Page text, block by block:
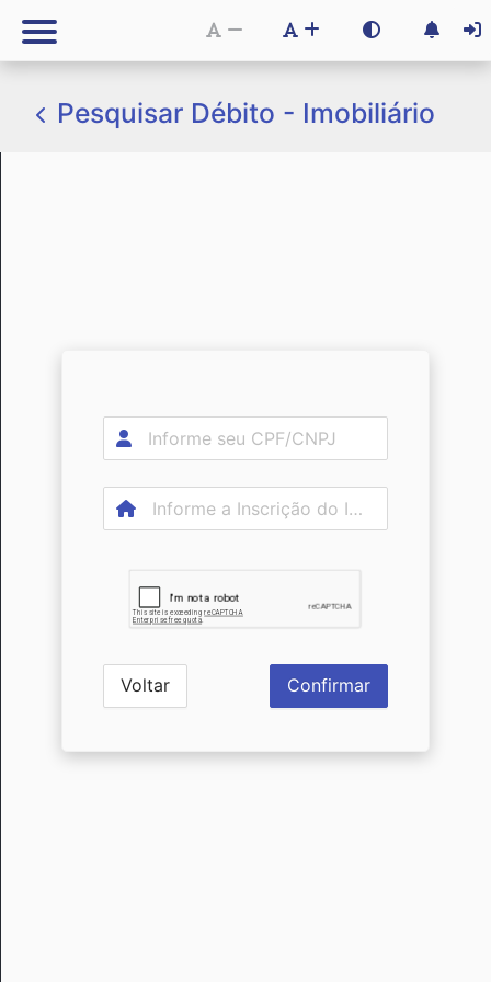
Pesquisar Débito - Imobiliário
Voltar Confirmar